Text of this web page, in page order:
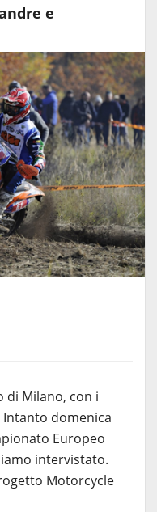
e
di Milano, con i
Intanto domenica
Europeo
intervistato.
Motorcycle